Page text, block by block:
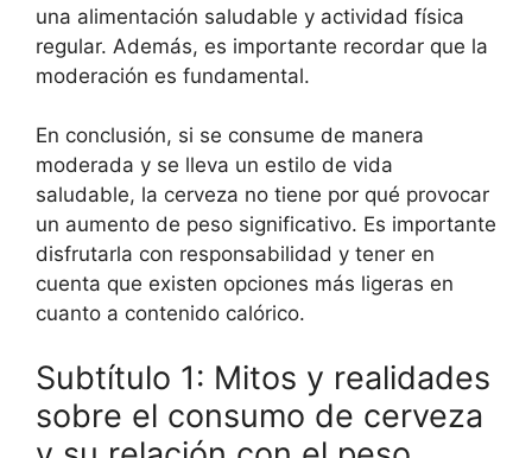
una alimentación saludable y actividad física
regular. Además, es importante recordar que la
moderación es fundamental.
En conclusión, si se consume de manera
moderada y se lleva un estilo de vida
saludable, la cerveza no tiene por qué provocar
un aumento de peso significativo. Es importante
disfrutarla con responsabilidad y tener en
cuenta que existen opciones más ligeras en
cuanto a contenido calórico.
Subtítulo 1: Mitos y realidades
sobre el consumo de cerveza